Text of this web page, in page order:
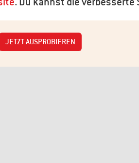
JETZT AUSPROBIEREN